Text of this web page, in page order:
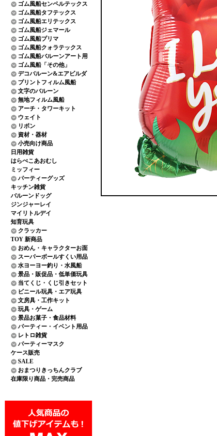
ゴム風船センペルテックス
ゴム風船タフテックス
ゴム風船エリテックス
ゴム風船ジェマール
ゴム風船プリマ
ゴム風船クォラテックス
ゴム風船バルーンアート用
ゴム風船「その他」
デコバルーン&エアビルダ
プリントフィルム風船
文字のバルーン
無地フィルム風船
アーチ・タワーキット
ウェイト
リボン
資材・器材
小売向け商品
日用雑貨
はらぺこあおむし
ミッフィー
パーティーグッズ
キッチン雑貨
バルーンドッグ
ジンジャーレイ
マイリトルデイ
知育玩具
クラッカー
TOY 新商品
おめん・キャラクターお面
スーパーボールすくい用品
水ヨーヨー釣り・水風船
景品・販促品・低単価玩具
当てくじ・くじ引きセット
ビニール玩具・エア玩具
文房具・工作キット
玩具・ゲーム
景品お菓子・食品材料
パーティー・イベント用品
レトロ雑貨
パーティーマスク
ケース販売
SALE
おまつりきっちんクラブ
在庫限り商品・完売商品